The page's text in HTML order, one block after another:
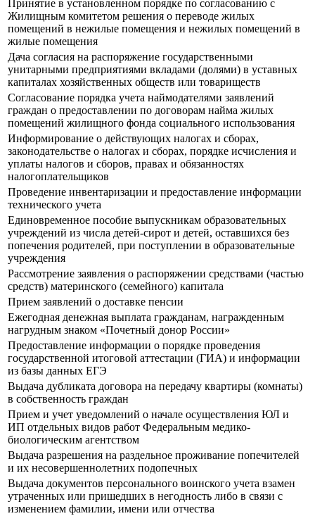
Принятие в установленном порядке по согласованию с
Жилищным комитетом решения о переводе жилых
помещений в нежилые помещения и нежилых помещений в
жилые помещения
Дача согласия на распоряжение государственными
унитарными предприятиями вкладами (долями) в уставных
капиталах хозяйственных обществ или товариществ
Согласование порядка учета наймодателями заявлений
граждан о предоставлении по договорам найма жилых
помещений жилищного фонда социального использования
Информирование о действующих налогах и сборах,
законодательстве о налогах и сборах, порядке исчисления и
уплаты налогов и сборов, правах и обязанностях
налогоплательщиков
Проведение инвентаризации и предоставление информации
технического учета
Единовременное пособие выпускникам образовательных
учреждений из числа детей-сирот и детей, оставшихся без
попечения родителей, при поступлении в образовательные
учреждения
Рассмотрение заявления о распоряжении средствами (частью
средств) материнского (семейного) капитала
Прием заявлений о доставке пенсии
Ежегодная денежная выплата гражданам, награжденным
нагрудным знаком «Почетный донор России»
Предоставление информации о порядке проведения
государственной итоговой аттестации (ГИА) и информации
из базы данных ЕГЭ
Выдача дубликата договора на передачу квартиры (комнаты)
в собственность граждан
Прием и учет уведомлений о начале осуществления ЮЛ и
ИП отдельных видов работ Федеральным медико-
биологическим агентством
Выдача разрешения на раздельное проживание попечителей
и их несовершеннолетних подопечных
Выдача документов персонального воинского учета взамен
утраченных или пришедших в негодность либо в связи с
изменением фамилии, имени или отчества